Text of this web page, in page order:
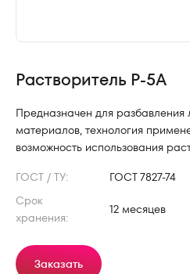
Растворитель Р-5А
Предназначен для разбавления
материалов, технология
возможность использования
ГОСТ / ТУ:
ГОСТ 7827-74
Срок
хранения:
12 месяцев
Заказать